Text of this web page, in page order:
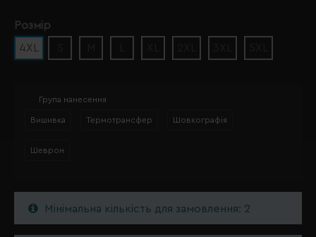
Розмір
4XL
Група нанесення
Вишивка Термотрансфер Шовкографія
Шеврон
Мінімальна кількість для замовлення: 2